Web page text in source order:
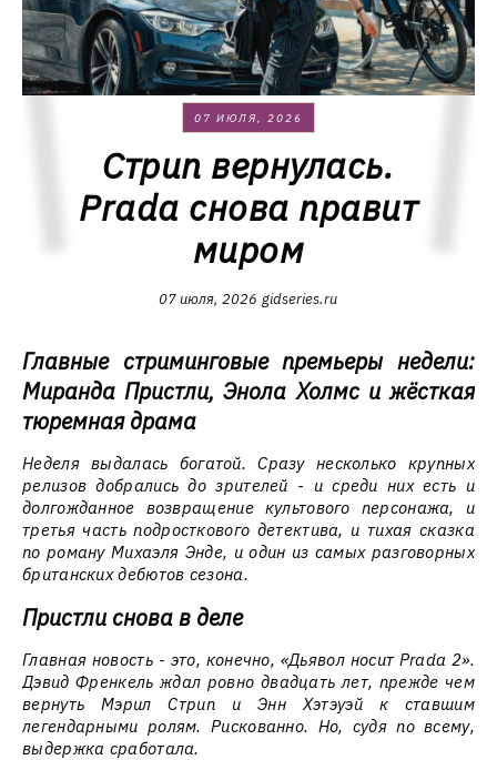
07 ИЮЛЯ, 2026
Стрип вернулась.
Prada снова правит
миром
07 июля, 2026 gidseries.ru
Главные стриминговые премьеры недели:
Миранда Пристли, Энола Холмс и жёсткая
тюремная драма
Неделя выдалась богатой. Сразу несколько крупных
релизов добрались до зрителей - и среди них есть и
долгожданное возвращение культового персонажа, и
третья часть подросткового детектива, и тихая сказка
по роману Михаэля Энде, и один из самых разговорных
британских дебютов сезона.
Пристли снова в деле
Главная новость - это, конечно, «Дьявол носит Prada 2».
Дэвид Френкель ждал ровно двадцать лет, прежде чем
вернуть Мэрил Стрип и Энн Хэтэуэй к ставшим
легендарными ролям. Рискованно. Но, судя по всему,
выдержка сработала.